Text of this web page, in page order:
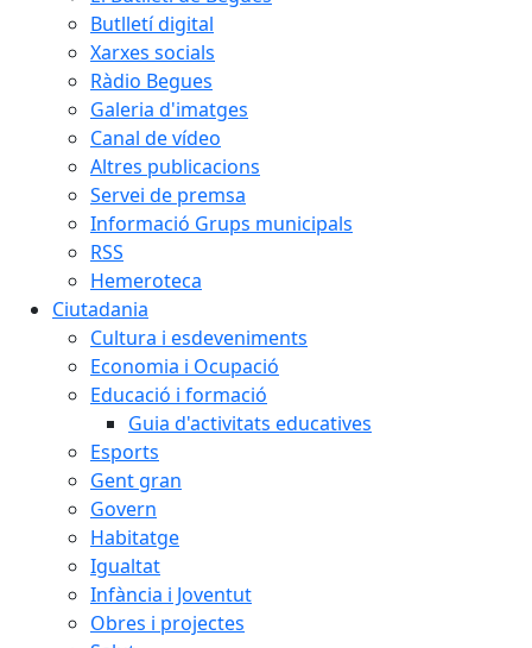
Butlletí digital
Xarxes socials
Ràdio Begues
Galeria d'imatges
Canal de vídeo
Altres publicacions
Servei de premsa
Informació Grups municipals
RSS
Hemeroteca
Ciutadania
Cultura i esdeveniments
Economia i Ocupació
Educació i formació
Guia d'activitats educatives
Esports
Gent gran
Govern
Habitatge
Igualtat
Infància i Joventut
Obres i projectes